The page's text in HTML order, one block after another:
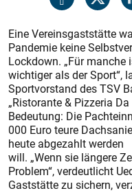
Eine Vereinsgaststätte
Pandemie keine
Lockdown. „Für
wichtiger als der Sport“,
Sportvorstand des TSV
„Ristorante & Pizzeria
Bedeutung: Die
000 Euro teure
heute abgezahlt werden
will. „Wenn sie längere
Problem“, verdeutlicht
Gaststätte zu sichern,